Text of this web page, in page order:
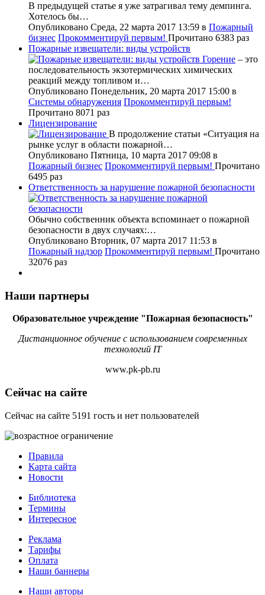
В предыдущей статье я уже затрагивал тему демпинга.
Хотелось бы…
Опубликовано Среда, 22 марта 2017 13:59 в Пожарный
бизнес Прокомментируй первым! Прочитано 6383 раз
Пожарные извещатели: виды устройств
Горение – это
последовательность экзотермических химических
реакций между топливом и…
Опубликовано Понедельник, 20 марта 2017 15:00 в
Системы обнаружения Прокомментируй первым!
Прочитано 8071 раз
Лицензирование
В продолжение статьи «Ситуация на
рынке услуг в области пожарной…
Опубликовано Пятница, 10 марта 2017 09:08 в
Пожарный бизнес Прокомментируй первым! Прочитано
6495 раз
Ответственность за нарушение пожарной безопасности
Обычно собственник объекта вспоминает о пожарной
безопасности в двух случаях:…
Опубликовано Вторник, 07 марта 2017 11:53 в
Пожарный надзор Прокомментируй первым! Прочитано
32076 раз
Наши партнеры
Образовательное учреждение "Пожарная безопасность"
Дистанционное обучение с использованием современных
технологий IT
www.pk-pb.ru
Сейчас на сайте
Сейчас на сайте 5191 гость и нет пользователей
Правила
Карта сайта
Новости
Библиотека
Термины
Интересное
Реклама
Тарифы
Оплата
Наши баннеры
Наши авторы